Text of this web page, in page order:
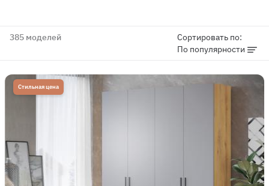
385 моделей
Сортировать по:
По популярности
Стильная цена